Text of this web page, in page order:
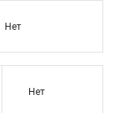
Нет
Нет